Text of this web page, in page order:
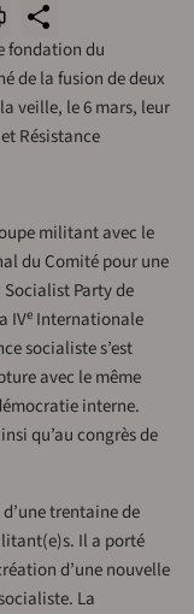
fondation du
de la fusion de deux
veille, le 6 mars, leur
Résistance
militant avec le
du Comité pour une
Party de
IVe Internationale
socialiste s’est
avec le même
interne.
qu’au congrès de
trentaine de
Il a porté
d’une nouvelle
La